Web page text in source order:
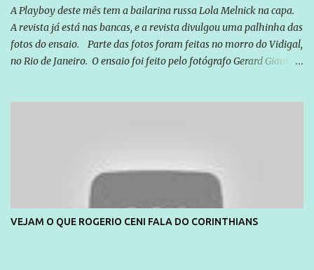
simples ao mais burguês, o que diz a nossa Constituição, quais são
seus direitos e deveres em ...
A Playboy deste mês tem a bailarina russa Lola Melnick na capa.
A revista já está nas bancas, e a revista divulgou uma palhinha das
fotos do ensaio. Parte das fotos foram feitas no morro do Vidigal,
no Rio de Janeiro. O ensaio foi feito pelo fotógrafo Gerard Giaume
VEJAM O QUE ROGERIO CENI FALA DO CORINTHIANS